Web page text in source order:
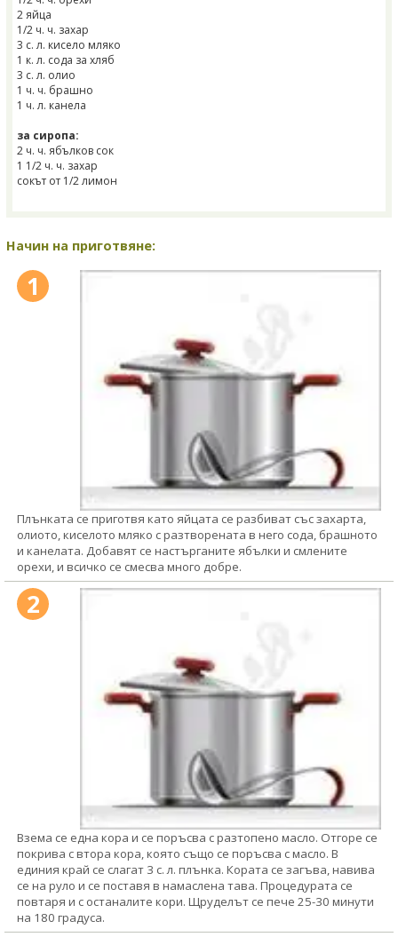
2 яйца
1/2 ч. ч. захар
3 с. л. кисело мляко
1 к. л. сода за хляб
3 с. л. олио
1 ч. ч. брашно
1 ч. л. канела
за сиропа:
2 ч. ч. ябълков сок
1 1/2 ч. ч. захар
сокът от 1/2 лимон
Начин на приготвяне:
1
Плънката се приготвя като яйцата се разбиват със захарта,
олиото, киселото мляко с разтворената в него сода, брашното
и канелата. Добавят се настърганите ябълки и смлените
орехи, и всичко се смесва много добре.
2
Взема се една кора и се поръсва с разтопено масло. Отгоре се
покрива с втора кора, която също се поръсва с масло. В
единия край се слагат 3 с. л. плънка. Кората се загъва, навива
се на руло и се поставя в намаслена тава. Процедурата се
повтаря и с останалите кори. Щруделът се пече 25-30 минути
на 180 градуса.